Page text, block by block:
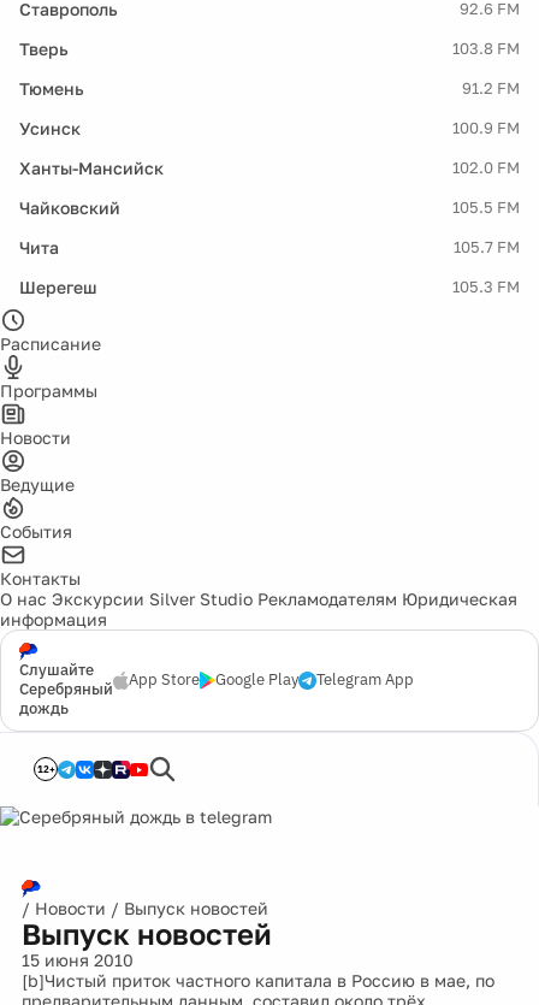
Ставрополь 92.6 FM
Тверь 103.8 FM
Тюмень 91.2 FM
Усинск 100.9 FM
Ханты-Мансийск 102.0 FM
Чайковский 105.5 FM
Чита 105.7 FM
Шерегеш 105.3 FM
Расписание
Программы
Новости
Ведущие
События
Контакты
О нас Экскурсии Silver Studio Рекламодателям Юридическая
информация
Слушайте
Серебряный
дождь
App Store Google Play Telegram App
12+
/ Новости / Выпуск новостей
Выпуск новостей
15 июня 2010
[b]Чистый приток частного капитала в Россию в мае, по